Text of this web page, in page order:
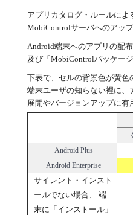
アプリカタログ・ルールに
MobiControlサーバへのアッ
Android端末へのアプリの配
及び「MobiControlパッケー
下表で、セルの背景色が黄色
端末ユーザの知らない裡に、
展開やバージョンアップに有
Android Plus
Android Enterprise
サイレント・インスト
ールでない場合、 端
末に「インストール」